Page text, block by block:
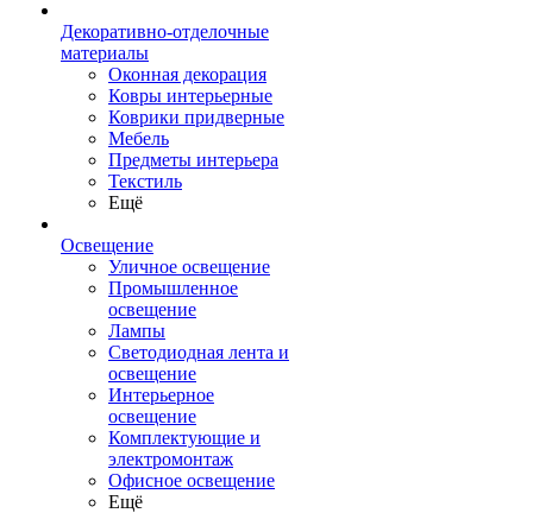
Декоративно-отделочные
материалы
Оконная декорация
Ковры интерьерные
Коврики придверные
Мебель
Предметы интерьера
Текстиль
Ещё
Освещение
Уличное освещение
Промышленное
освещение
Лампы
Светодиодная лента и
освещение
Интерьерное
освещение
Комплектующие и
электромонтаж
Офисное освещение
Ещё